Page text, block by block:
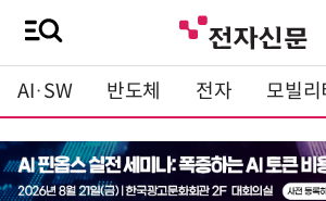
AI·SW 반도체 전자 모빌리